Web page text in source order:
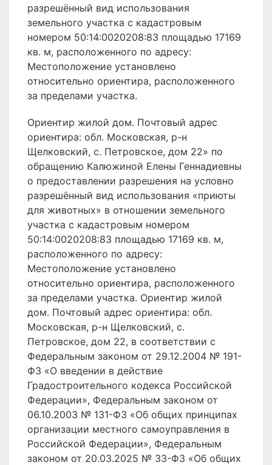
разрешённый вид использования
земельного участка с кадастровым
номером 50:14:0020208:83 площадью 17169
кв. м, расположенного по адресу:
Местоположение установлено
относительно ориентира, расположенного
за пределами участка.
Ориентир жилой дом. Почтовый адрес
ориентира: обл. Московская, р-н
Щелковский, с. Петровское, дом 22» по
обращению Калюжиной Елены Геннадиевны
о предоставлении разрешения на условно
разрешённый вид использования «приюты
для животных» в отношении земельного
участка с кадастровым номером
50:14:0020208:83 площадью 17169 кв. м,
расположенного по адресу:
Местоположение установлено
относительно ориентира, расположенного
за пределами участка. Ориентир жилой
дом. Почтовый адрес ориентира: обл.
Московская, р-н Щелковский, с.
Петровское, дом 22, в соответствии с
Федеральным законом от 29.12.2004 № 191-
ФЗ «О введении в действие
Градостроительного кодекса Российской
Федерации», Федеральным законом от
06.10.2003 № 131-ФЗ «Об общих принципах
организации местного самоуправления в
Российской Федерации», Федеральным
законом от 20.03.2025 № 33-ФЗ «Об общих